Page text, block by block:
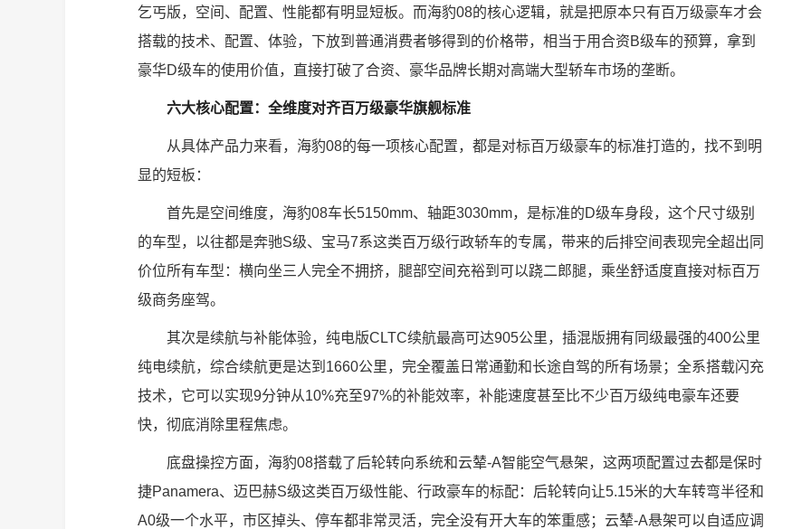
乞丐版，空间、配置、性能都有明显短板。而海豹08的核心逻辑，就是把原本只有百万级豪车才会
搭载的技术、配置、体验，下放到普通消费者够得到的价格带，相当于用合资B级车的预算，拿到
豪华D级车的使用价值，直接打破了合资、豪华品牌长期对高端大型轿车市场的垄断。
六大核心配置：全维度对齐百万级豪华旗舰标准
从具体产品力来看，海豹08的每一项核心配置，都是对标百万级豪车的标准打造的，找不到明
显的短板：
首先是空间维度，海豹08车长5150mm、轴距3030mm，是标准的D级车身段，这个尺寸级别
的车型，以往都是奔驰S级、宝马7系这类百万级行政轿车的专属，带来的后排空间表现完全超出同
价位所有车型：横向坐三人完全不拥挤，腿部空间充裕到可以跷二郎腿，乘坐舒适度直接对标百万
级商务座驾。
其次是续航与补能体验，纯电版CLTC续航最高可达905公里，插混版拥有同级最强的400公里
纯电续航，综合续航更是达到1660公里，完全覆盖日常通勤和长途自驾的所有场景；全系搭载闪充
技术，它可以实现9分钟从10%充至97%的补能效率，补能速度甚至比不少百万级纯电豪车还要
快，彻底消除里程焦虑。
底盘操控方面，海豹08搭载了后轮转向系统和云辇-A智能空气悬架，这两项配置过去都是保时
捷Panamera、迈巴赫S级这类百万级性能、行政豪车的标配：后轮转向让5.15米的大车转弯半径和
A0级一个水平，市区掉头、停车都非常灵活，完全没有开大车的笨重感；云辇-A悬架可以自适应调